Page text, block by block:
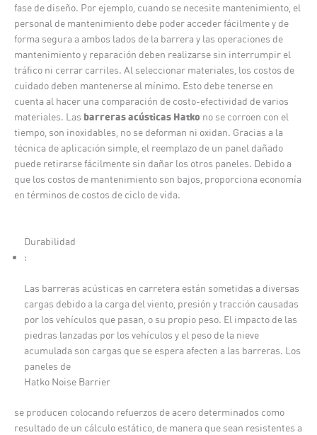
fase de diseño. Por ejemplo, cuando se necesite mantenimiento, el
personal de mantenimiento debe poder acceder fácilmente y de
forma segura a ambos lados de la barrera y las operaciones de
mantenimiento y reparación deben realizarse sin interrumpir el
tráfico ni cerrar carriles. Al seleccionar materiales, los costos de
cuidado deben mantenerse al mínimo. Esto debe tenerse en
cuenta al hacer una comparación de costo-efectividad de varios
materiales. Las barreras acústicas Hatko no se corroen con el
tiempo, son inoxidables, no se deforman ni oxidan. Gracias a la
técnica de aplicación simple, el reemplazo de un panel dañado
puede retirarse fácilmente sin dañar los otros paneles. Debido a
que los costos de mantenimiento son bajos, proporciona economía
en términos de costos de ciclo de vida.
Durabilidad
:
Las barreras acústicas en carretera están sometidas a diversas
cargas debido a la carga del viento, presión y tracción causadas
por los vehículos que pasan, o su propio peso. El impacto de las
piedras lanzadas por los vehículos y el peso de la nieve
acumulada son cargas que se espera afecten a las barreras. Los
paneles de
Hatko Noise Barrier
se producen colocando refuerzos de acero determinados como
resultado de un cálculo estático, de manera que sean resistentes a